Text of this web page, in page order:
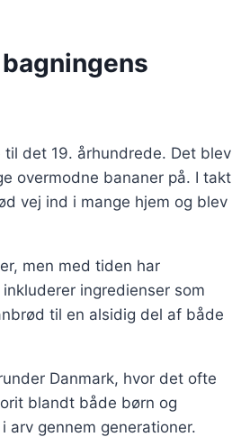
det 19. århundrede. Det blev
overmodne bananer på. I takt
vej ind i mange hjem og blev
men med tiden har
ingredienser som
til en alsidig del af både
Danmark, hvor det ofte
blandt både børn og
arv gennem generationer.